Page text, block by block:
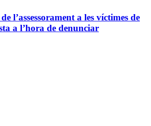
l’assessorament a les víctimes de
a l’hora de denunciar